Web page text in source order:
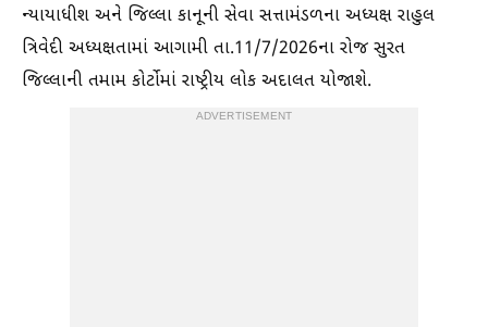
ન્યાયાધીશ અને જિલ્લા કાનૂની સેવા સત્તામંડળના અધ્યક્ષ રાહુલ
ત્રિવેદી અધ્યક્ષતામાં આગામી તા.11/7/2026ના રોજ સુરત
જિલ્લાની તમામ કોર્ટોમાં રાષ્ટ્રીય લોક અદાલત યોજાશે.
ADVERTISEMENT